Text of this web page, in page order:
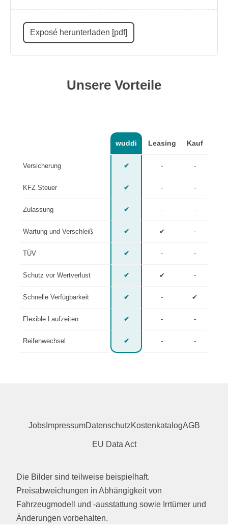
Exposé herunterladen [pdf]
Unsere Vorteile
wuddi Leasing Kauf
Versicherung ✔ - -
KFZ Steuer ✔ - -
Zulassung ✔ - -
Wartung und Verschleiß ✔ ✔ -
TÜV ✔ - -
Schutz vor Wertverlust ✔ ✔ -
Schnelle Verfügbarkeit ✔ - ✔
Flexible Laufzeiten ✔ - -
Reifenwechsel ✔ - -
JobsImpressumDatenschutzKostenkatalogAGB
EU Data Act
Die Bilder sind teilweise beispielhaft.
Preisabweichungen in Abhängigkeit von
Fahrzeugmodell und -ausstattung sowie Irrtümer und
Änderungen vorbehalten.